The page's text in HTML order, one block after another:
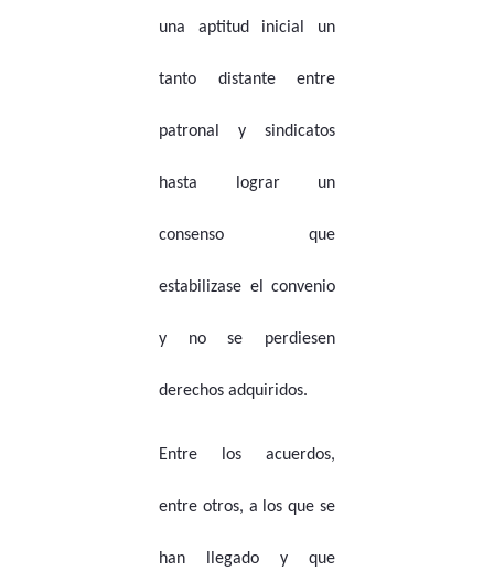
una aptitud inicial un
tanto distante entre
patronal y sindicatos
hasta lograr un
consenso que
estabilizase el convenio
y no se perdiesen
derechos adquiridos.
Entre los acuerdos,
entre otros, a los que se
han llegado y que